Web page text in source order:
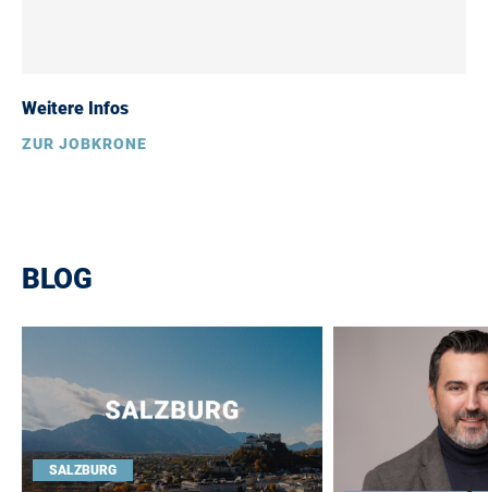
Weitere Infos
ZUR JOBKRONE
BLOG
SALZBURG